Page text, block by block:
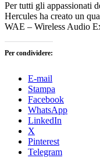
Per tutti gli appassionati
Hercules ha creato un
WAE – Wireless Audio
Per condividere:
E-mail
Stampa
Facebook
WhatsApp
LinkedIn
X
Pinterest
Telegram